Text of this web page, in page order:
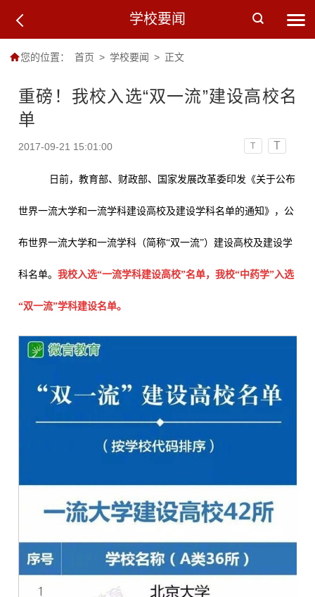
学校要闻
您的位置： 首页 > 学校要闻 > 正文
重磅！我校入选“双一流”建设高校名
单
2017-09-21 15:01:00 T T
日前，教育部、财政部、国家发展改革委印发《关于公布
世界一流大学和一流学科建设高校及建设学科名单的通知》，公
布世界一流大学和一流学科（简称“双一流”）建设高校及建设学
科名单。我校入选“一流学科建设高校”名单，我校“中药学”入选
“双一流”学科建设名单。